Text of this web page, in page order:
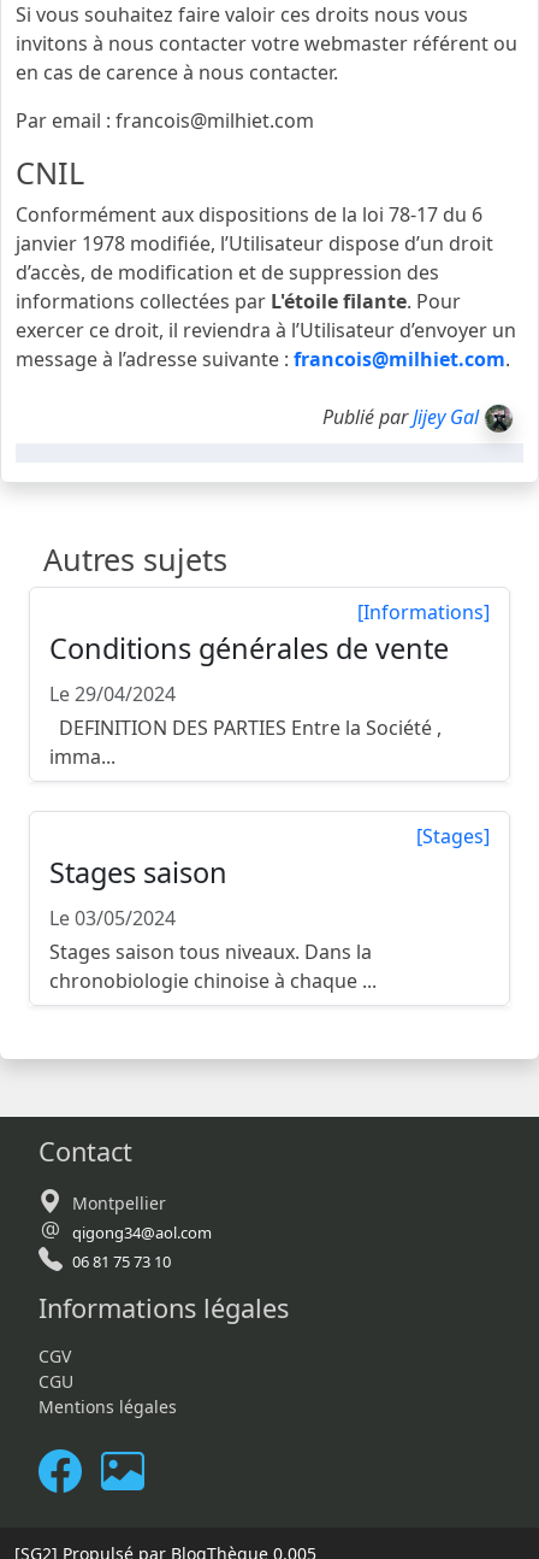
Si vous souhaitez faire valoir ces droits nous vous
invitons à nous contacter votre webmaster référent ou
en cas de carence à nous contacter.
Par email : francois@milhiet.com
CNIL
Conformément aux dispositions de la loi 78-17 du 6
janvier 1978 modifiée, l’Utilisateur dispose d’un droit
d’accès, de modification et de suppression des
informations collectées par L'étoile filante. Pour
exercer ce droit, il reviendra à l’Utilisateur d’envoyer un
message à l’adresse suivante : francois@milhiet.com.
Publié parJijey Gal
Autres sujets
[Informations]
Conditions générales de vente
Le 29/04/2024
DEFINITION DES PARTIES Entre la Société ,
imma...
[Stages]
Stages saison
Le 03/05/2024
Stages saison tous niveaux. Dans la
chronobiologie chinoise à chaque ...
Contact
Montpellier
qigong34@aol.com
06 81 75 73 10
Informations légales
CGV
CGU
Mentions légales
[SG2] Propulsé par BlogThèque 0.005